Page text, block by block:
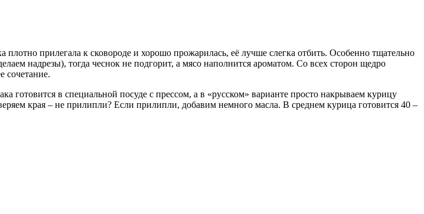
при­легала к сковороде и хорошо про­жарилась, её лучше слегка отбить. Особенно тщательно
надрезы), тогда чеснок не подгорит, а мясо наполнится ароматом. Со всех сторон щедро
сочетание.
в специаль­ной посуде с прессом, а в «русском» ва­рианте просто накрываем курицу
края – не прилипли? Если прилипли, добавим немного масла. В среднем курица готовится 40 –